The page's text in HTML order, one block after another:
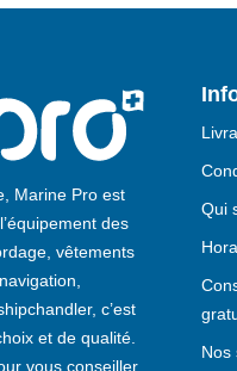
Marine Pro est
des
vêtements
c’est
et de qualité.
vous conseiller
Qui
Nos